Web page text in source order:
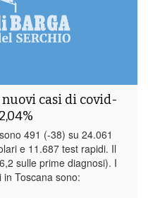
casi di covid-
491 (-38) su 24.061
e 11.687 test rapidi. Il
sulle prime diagnosi). I
Toscana sono: